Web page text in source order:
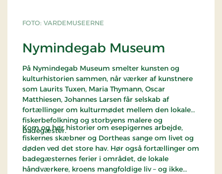
FOTO: VARDEMUSEERNE
Nymindegab Museum
På Nymindegab Museum smelter kunsten og
kulturhistorien sammen, når værker af kunstnere
som Laurits Tuxen, Maria Thymann, Oscar
Matthiesen, Johannes Larsen får selskab af
fortællinger om kulturmødet mellem den lokale
fiskerbefolkning og storbyens malere og
badegæster.
Kom og hør historier om esepigernes arbejde,
fiskernes skæbner og Dortheas sange om livet og
døden ved det store hav. Hør også fortællinger om
badegæsternes ferier i området, de lokale
håndværkere, kroens mangfoldige liv – og ikke